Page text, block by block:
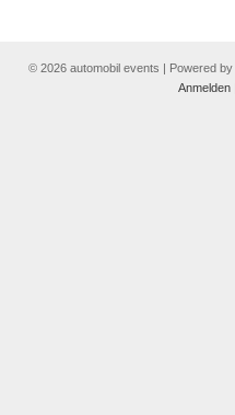
© 2026 automobil events | Powered by
Anmelden|